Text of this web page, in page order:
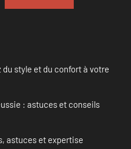
style et du confort à votre
: astuces et conseils
astuces et expertise